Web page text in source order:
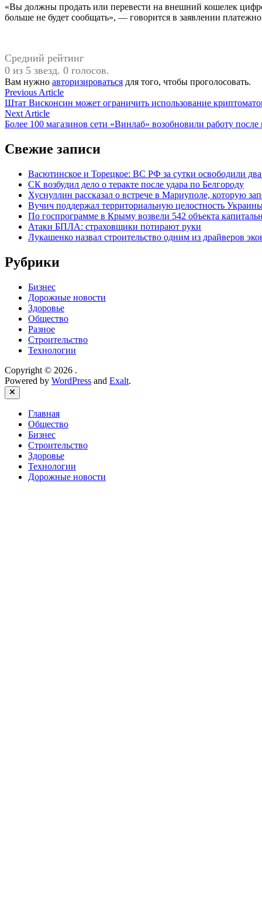
«Вы должны продать или перевести на внешний кошелек
больше не будет сообщать», — говорится в заявлении
Средний рейтинг
0 из 5 звезд. 0 голосов.
Вам нужно авторизироваться для того, чтобы проголосовать.
Навигация
по
записям
Previous ArticlePrevious
article:
Штат Висконсин может ограничить использование
Next ArticleNext
article:
Более 100 магазинов сети «Винлаб» возобновили работу после
Свежие записи
Васютинское и Торецкое: ВС РФ за сутки освободили
СК возбудил дело о теракте после удара по Белгороду
Хуснуллин рассказал о встрече в Мариуполе, которую
Вучич поддержал территориальную целостность
По госпрограмме в Крыму возвели 542 объекта
Атаки БПЛА: страховщики потирают руки
Лукашенко назвал строительство одним из драйверов
Рубрики
Бизнес
Дорожные новости
Здоровье
Общество
Разное
Строительство
Технологии
Copyright © 2026 .
Powered by WordPress and Exalt.
Close
Главная
Общество
Бизнес
Строительство
Здоровье
Технологии
Дорожные новости